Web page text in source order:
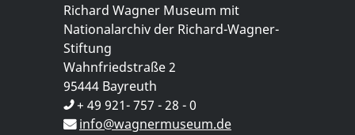
Richard Wagner Museum mit
Nationalarchiv der Richard-Wagner-
Stiftung
Wahnfriedstraße 2
95444 Bayreuth
+ 49 921- 757 - 28 - 0
info@wagnermuseum.de